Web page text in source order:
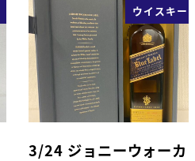
ウイスキー
3/24 ジョニーウォーカ